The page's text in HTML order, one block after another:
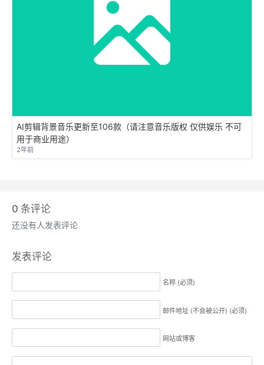
AI剪辑背景音乐更新至106款（请注意音乐版权 仅供娱乐 不可
用于商业用途）
2年前
0 条评论
还没有人发表评论
发表评论
名称 (必须)
邮件地址 (不会被公开) (必须)
网站或博客